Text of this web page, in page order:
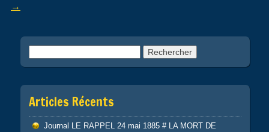
→
Articles Récents
Journal LE RAPPEL 24 mai 1885 # LA MORT DE